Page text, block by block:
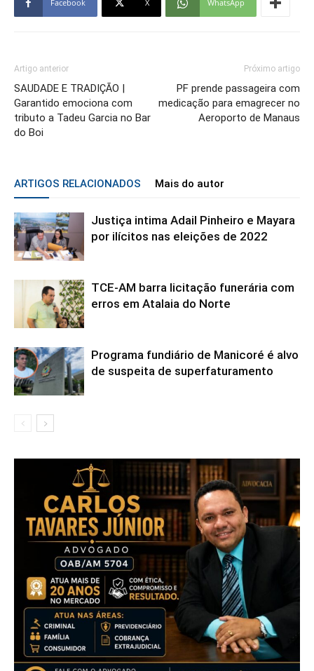
Facebook X WhatsApp
Artigo anterior
SAUDADE E TRADIÇÃO |
Garantido emociona com
tributo a Tadeu Garcia no Bar
do Boi
Próximo artigo
PF prende passageira com
medicação para emagrecer no
Aeroporto de Manaus
ARTIGOS RELACIONADOS Mais do autor
Justiça intima Adail Pinheiro e Mayara
por ilícitos nas eleições de 2022
TCE-AM barra licitação funerária com
erros em Atalaia do Norte
Programa fundiário de Manicoré é alvo
de suspeita de superfaturamento